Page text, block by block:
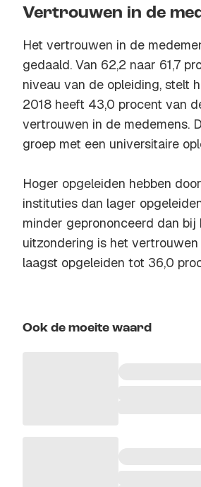
Vertrouwen in de
Het vertrouwen in de
gedaald. Van 62,2 naar 61,7
niveau van de opleiding, stelt
2018 heeft 43,0 procent van
vertrouwen in de medemens.
groep met een universitaire
Hoger opgeleiden hebben
instituties dan lager
minder geprononceerd dan
uitzondering is het
laagst opgeleiden tot 36,0
Ook de moeite waard